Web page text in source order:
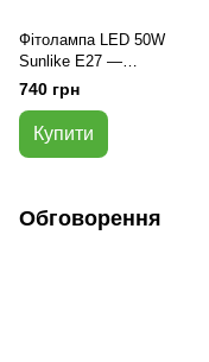
Фітолампа LED 50W
Sunlike E27 —
холодний білий 6000K
740 грн
Купити
Обговорення